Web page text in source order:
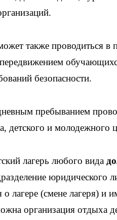
также проводиться
безопасности.
пребыванием
детского и молодежного
лагерь любого вида
юридического
лагере (смене лагеря) и
организация отдыха